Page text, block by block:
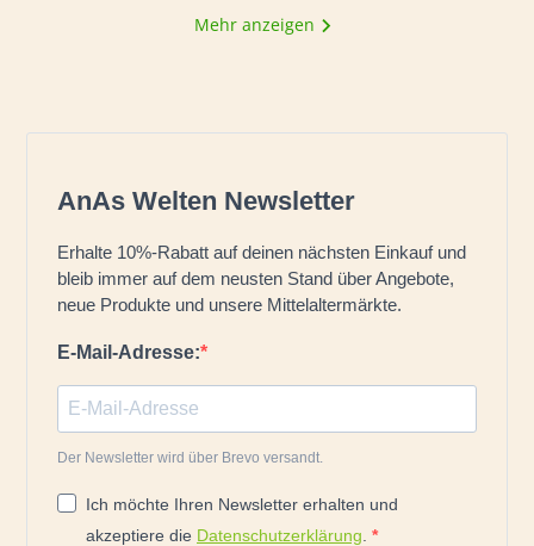
Edelsteinen? Hast du dich schon
AB, A+, Extra usw. als
Bezeichnungen für Edelsteine
über die Qualität aussagen?
Warum gibt es so viele
Qualität? Es gibt nur einen...
und im
Regenwald
Mehr anzeigen
AnAs Welten Newsletter
Erhalte 10%-Rabatt auf deinen nächsten Einkauf und
bleib immer auf dem neusten Stand über Angebote,
neue Produkte und unsere Mittelaltermärkte.
E-Mail-Adresse:
Der Newsletter wird über Brevo versandt.
Ich möchte Ihren Newsletter erhalten und
akzeptiere die Datenschutzerklärung